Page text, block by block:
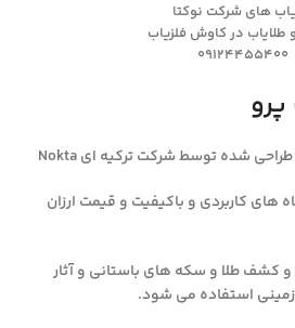
های شرکت نوکتا
طلایاب در کاوش فلزیاب
09124455400
های کاربردی و باکیفیت و قیمت ارزان
کشف طلا و سکه های باستانی و آثار
استفاده می شود.